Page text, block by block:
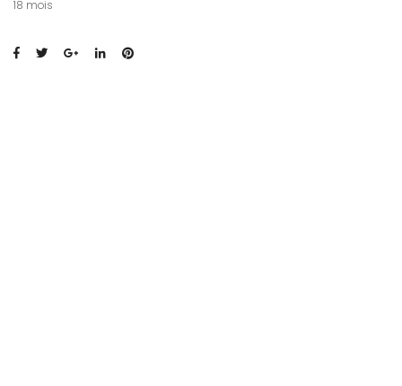
18 mois